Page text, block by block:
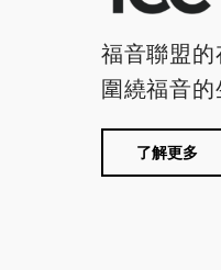
福音聯盟
圍繞福音的
了解更多